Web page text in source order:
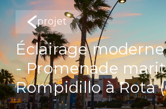
projet
Éclairage
- Promenade
Rompidillo à Rota